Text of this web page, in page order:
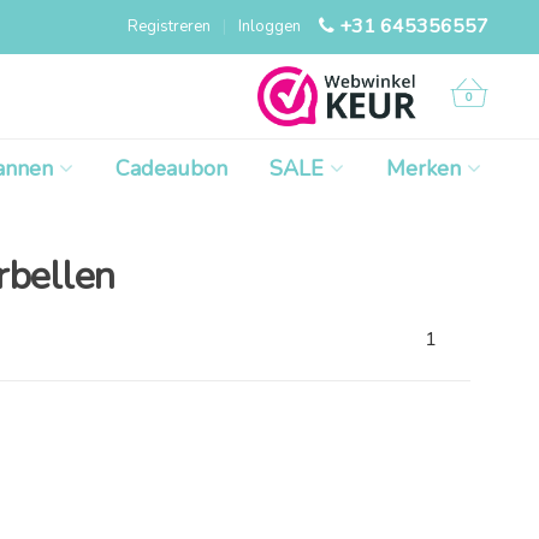
+31 645356557
Inloggen
|
Registreren
0
Cadeaubon SALE Merken
1